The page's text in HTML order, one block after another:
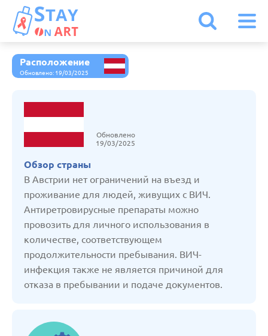
Расположение
Обновлено: 19/03/2025
Обновлено
19/03/2025
Обзор страны
В Австрии нет ограничений на въезд и
проживание для людей, живущих с ВИЧ.
Антиретровирусные препараты можно
провозить для личного использования в
количестве, соответствующем
продолжительности пребывания. ВИЧ-
инфекция также не является причиной для
отказа в пребывании и подаче документов.
Австрия
Белоруссия
Бельгия
Болгария
Великобритания
Германия
Грузия